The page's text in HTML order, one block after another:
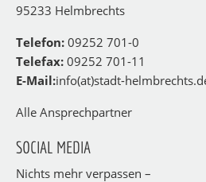
95233 Helmbrechts
Telefon: 09252 701-0
Telefax: 09252 701-11
E-Mail:info(at)stadt-
Alle Ansprechpartner
SOCIAL MEDIA
Nichts mehr verpassen –